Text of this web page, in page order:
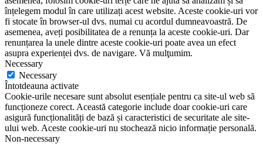
înțelegem modul în care utilizați acest website. Aceste cookie-uri vor
fi stocate în browser-ul dvs. numai cu acordul dumneavoastră. De
asemenea, aveți posibilitatea de a renunța la aceste cookie-uri. Dar
renunțarea la unele dintre aceste cookie-uri poate avea un efect
asupra experienței dvs. de navigare. Vă mulţumim.
Necessary
Necessary
Întotdeauna activate
Cookie-urile necesare sunt absolut esențiale pentru ca site-ul web să
funcționeze corect. Această categorie include doar cookie-uri care
asigură funcționalități de bază și caracteristici de securitate ale site-
ului web. Aceste cookie-uri nu stochează nicio informație personală.
Non-necessary